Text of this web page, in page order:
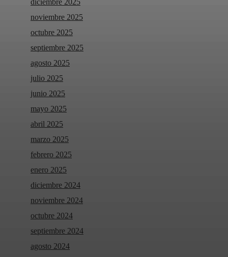
diciembre 2025
noviembre 2025
octubre 2025
septiembre 2025
agosto 2025
julio 2025
junio 2025
mayo 2025
abril 2025
marzo 2025
febrero 2025
enero 2025
diciembre 2024
noviembre 2024
octubre 2024
septiembre 2024
agosto 2024